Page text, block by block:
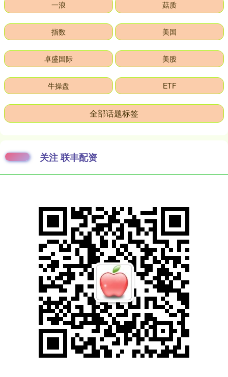
一浪 菇质
指数 美国
卓盛国际 美股
牛操盘 ETF
全部话题标签
关注 联丰配资